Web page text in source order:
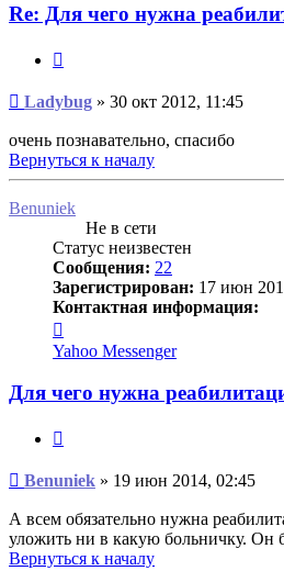
Re: Для чего нужна
Сообщение
Ladybug » 30 окт 2012, 11:45
очень познавательно, спасибо
Вернуться к началу
Benuniek
Не в сети
Статус неизвестен
Сообщения: 22
Зарегистрирован: 17 июн
Контактная информация:
информация
пользователя
Yahoo Messenger
Для чего нужна
Сообщение
Benuniek » 19 июн 2014, 02:45
А всем обязательно нужна
уложить ни в какую больничку. Он
Вернуться к началу